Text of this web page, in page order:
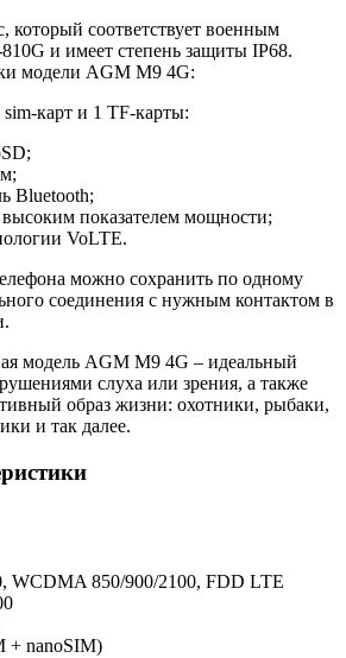
который соответствует военным
и имеет степень защиты IP68.
модели AGM M9 4G:
карт и 1 TF-карты:
Bluetooth;
показателем мощности;
VoLTE.
можно сохранить по одному
соединения с нужным контактом в
модель AGM M9 4G – идеальный
слуха или зрения, а также
образ жизни: охотники, рыбаки,
и так далее.
WCDMA 850/900/2100, FDD LTE
+ nanoSIM)